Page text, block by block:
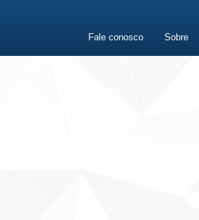
Fale conosco Sobre